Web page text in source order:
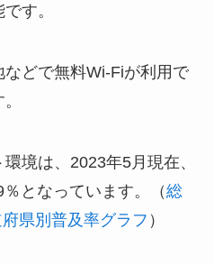
す。
などで無料Wi-Fiが利用で
境は、2023年5月現在、
となっています。（総
県別普及率グラフ ）